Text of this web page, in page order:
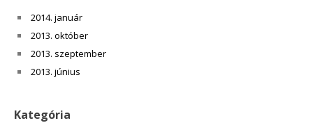
2014. január
2013. október
2013. szeptember
2013. június
Kategória